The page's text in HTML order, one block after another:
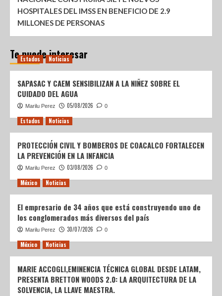
HOSPITALES DEL IMSS EN BENEFICIO DE 2.9
MILLONES DE PERSONAS
Te puede interesar
Estados Noticias
SAPASAC Y CAEM SENSIBILIZAN A LA NIÑEZ SOBRE EL
CUIDADO DEL AGUA
Marilu Perez 05/08/2026 0
Estados Noticias
PROTECCIÓN CIVIL Y BOMBEROS DE COACALCO FORTALECEN
LA PREVENCIÓN EN LA INFANCIA
Marilu Perez 03/08/2026 0
México Noticias
El empresario de 34 años que está construyendo uno de
los conglomerados más diversos del país
Marilu Perez 30/07/2026 0
México Noticias
MARIE ACCOGLI,EMINENCIA TÉCNICA GLOBAL DESDE LATAM,
PRESENTA BRETTON WOODS 2.0: LA ARQUITECTURA DE LA
SOLVENCIA, LA LLAVE MAESTRA.